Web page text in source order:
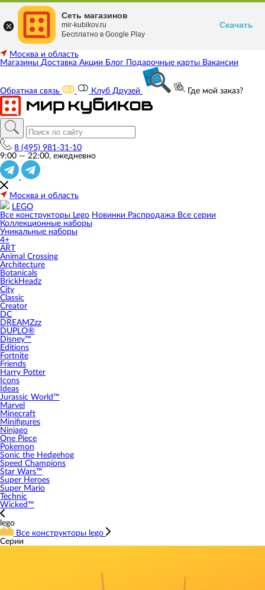
Москва и область
Магазины Доставка Акции Блог Подарочные карты Вакансии
Обратная связь Клуб Друзей Где мой заказ?
8 (495) 981-31-10
9:00 — 22:00, ежедневно
Москва и область
LEGO
Все конструкторы Lego Новинки Распродажа Все серии
Коллекционные наборы
Уникальные наборы
4+
ART
Animal Crossing
Architecture
Botanicals
BrickHeadz
City
Classic
Creator
DC
DREAMZzz
DUPLO®
Disney™
Editions
Fortnite
Friends
Harry Potter
Icons
Ideas
Jurassic World™
Marvel
Minecraft
Minifigures
Ninjago
One Piece
Pokemon
Sonic the Hedgehog
Speed Champions
Star Wars™
Super Heroes
Super Mario
Technic
Wicked™
lego
Все конструкторы lego
Серии
Сеть магазинов
mir-kubikov.ru
Бесплатно в Google Play
Скачать